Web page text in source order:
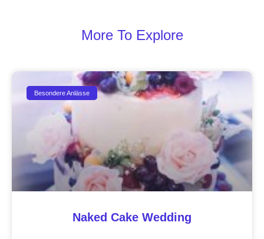
More To Explore
Besondere Anlässe
Naked Cake Wedding